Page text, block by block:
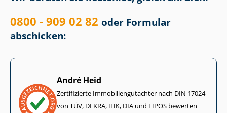
0800 - 909 02 82 oder Formular
abschicken:
André Heid
Zertifizierte Im­mo­bi­li­en­gut­ach­ter nach DIN 17024
von TÜV, DEKRA, IHK, DIA und EIPOS bewerten